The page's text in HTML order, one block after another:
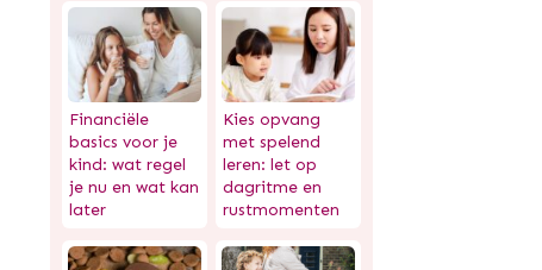
Financiële
basics voor je
kind: wat regel
je nu en wat kan
later
Kies opvang
met spelend
leren: let op
dagritme en
rustmomenten